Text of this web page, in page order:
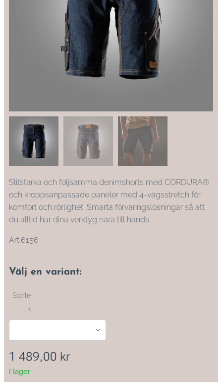
Slitstarka och följsamma denimshorts med CORDURA®
och kroppsanpassade paneler med 4-vägsstretch för
komfort och rörlighet. Smarta förvaringslösningar så att
du alltid har dina verktyg nära till hands.
Art.6156
Välj en variant:
Storle
k
1 489,00 kr
I lager